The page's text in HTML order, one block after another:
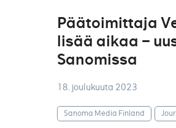
Päätoimittaja
lisää aikaa –
Sanomissa
18. joulukuuta 2023
Sanoma Media Finland